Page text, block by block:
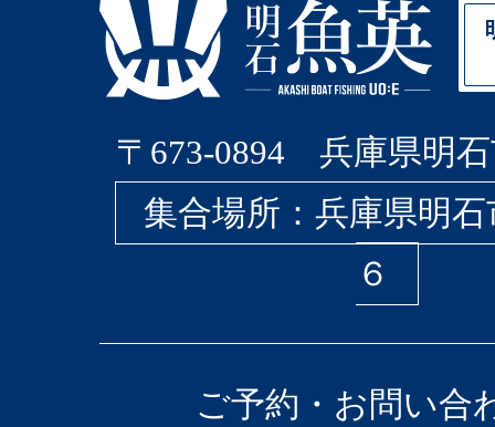
〒673-0894 兵庫県明石
集合場所：兵庫県明
６
ご予約・お問い合